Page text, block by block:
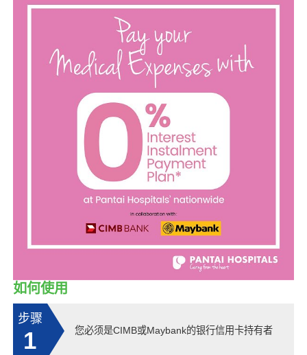
如何使用
步骤
1 您必须是CIMB或Maybank的银行信用卡持有者